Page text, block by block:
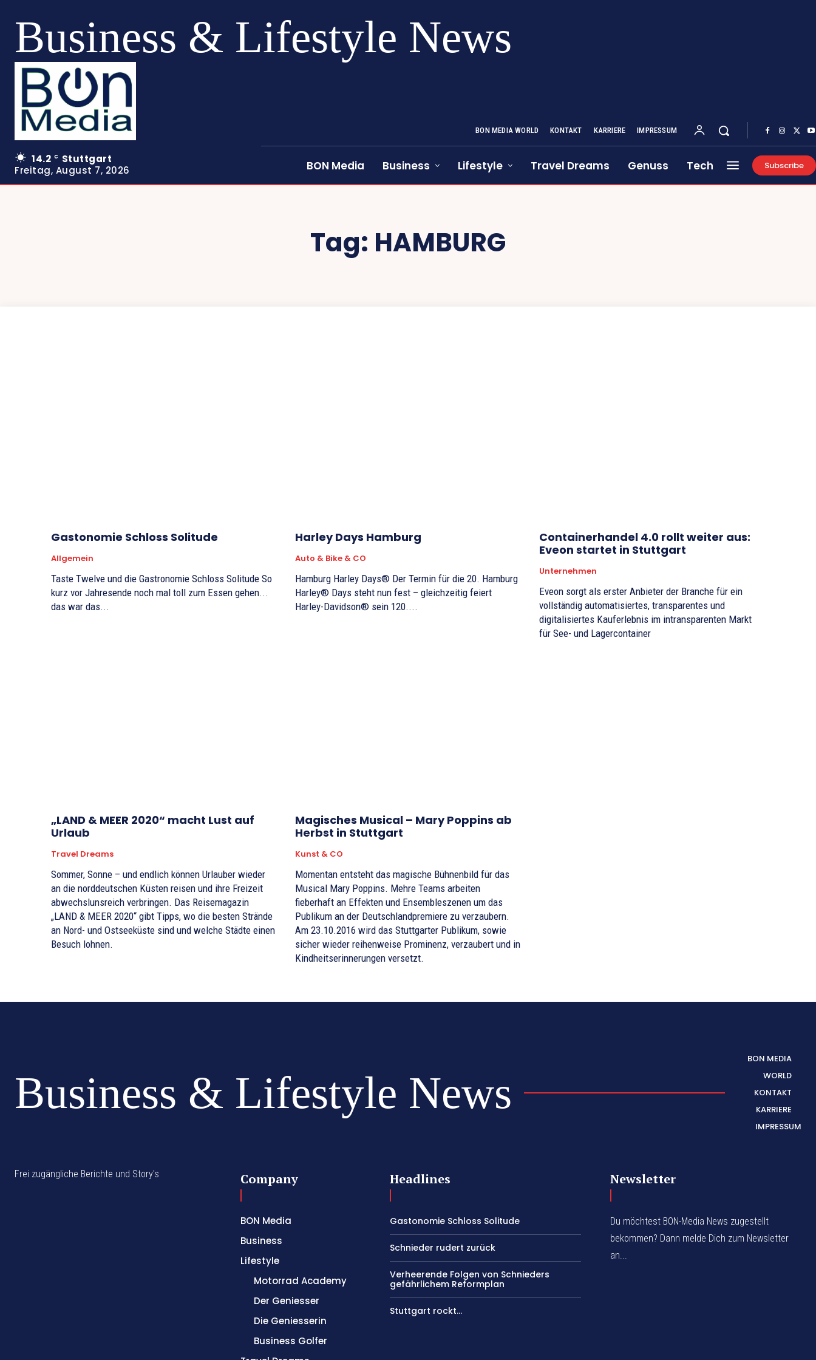
Business & Lifestyle News
14.2 C
Stuttgart
Freitag, August 7, 2026
BON MEDIA WORLD KONTAKT KARRIERE IMPRESSUM
BON Media Business Lifestyle Travel Dreams Genuss Tech Subscribe
Tag: HAMBURG
Gastonomie Schloss Solitude
Allgemein
Taste Twelve und die Gastronomie Schloss Solitude So
kurz vor Jahresende noch mal toll zum Essen gehen...
das war das...
Harley Days Hamburg
Auto & Bike & CO
Hamburg Harley Days® Der Termin für die 20. Hamburg
Harley® Days steht nun fest – gleichzeitig feiert
Harley-Davidson® sein 120....
Containerhandel 4.0 rollt weiter aus:
Eveon startet in Stuttgart
Unternehmen
Eveon sorgt als erster Anbieter der Branche für ein
vollständig automatisiertes, transparentes und
digitalisiertes Kauferlebnis im intransparenten Markt
für See- und Lagercontainer
„LAND & MEER 2020“ macht Lust auf
Urlaub
Travel Dreams
Sommer, Sonne – und endlich können Urlauber wieder
an die norddeutschen Küsten reisen und ihre Freizeit
abwechslunsreich verbringen. Das Reisemagazin
„LAND & MEER 2020“ gibt Tipps, wo die besten Strände
an Nord- und Ostseeküste sind und welche Städte einen
Besuch lohnen.
Magisches Musical – Mary Poppins ab
Herbst in Stuttgart
Kunst & CO
Momentan entsteht das magische Bühnenbild für das
Musical Mary Poppins. Mehre Teams arbeiten
fieberhaft an Effekten und Ensembleszenen um das
Publikum an der Deutschlandpremiere zu verzaubern.
Am 23.10.2016 wird das Stuttgarter Publikum, sowie
sicher wieder reihenweise Prominenz, verzaubert und in
Kindheitserinnerungen versetzt.
Business & Lifestyle News
BON MEDIA
WORLD
KONTAKT
KARRIERE
IMPRESSUM
Frei zugängliche Berichte und Story's Company
BON Media
Business
Lifestyle
Motorrad Academy
Der Geniesser
Die Geniesserin
Business Golfer
Headlines
Gastonomie Schloss Solitude
Schnieder rudert zurück
Verheerende Folgen von Schnieders
gefährlichem Reformplan
Stuttgart rockt…
Newsletter
Du möchtest BON-Media News zugestellt
bekommen? Dann melde Dich zum Newsletter
an...